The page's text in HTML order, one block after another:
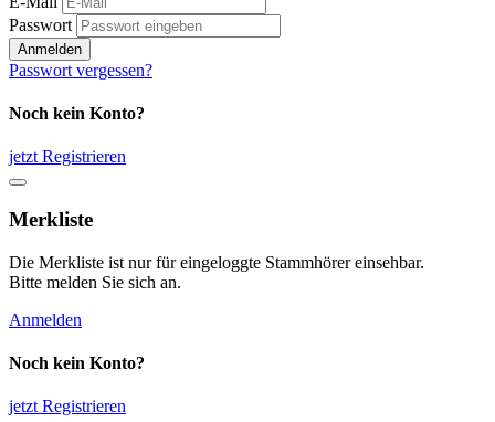
Passwort
Anmelden
Passwort vergessen?
Noch kein Konto?
jetzt Registrieren
Merkliste
Die Merkliste ist nur für eingeloggte Stammhörer einsehbar.
Bitte melden Sie sich an.
Anmelden
Noch kein Konto?
jetzt Registrieren